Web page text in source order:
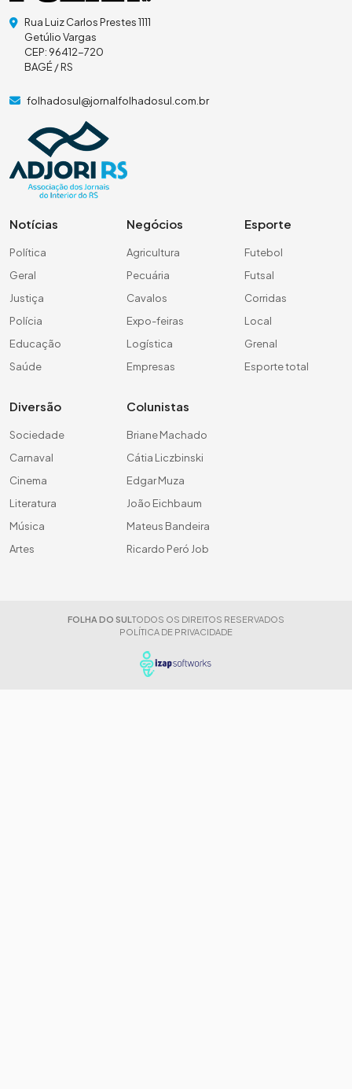
Rua Luiz Carlos Prestes 1111
Getúlio Vargas
CEP: 96412-720
BAGÉ / RS
folhadosul@jornalfolhadosul.com.br
Notícias
Política
Geral
Justiça
Polícia
Educação
Saúde
Negócios
Agricultura
Pecuária
Cavalos
Expo-feiras
Logística
Empresas
Esporte
Futebol
Futsal
Corridas
Local
Grenal
Esporte total
Diversão
Sociedade
Carnaval
Cinema
Literatura
Música
Artes
Colunistas
Briane Machado
Cátia Liczbinski
Edgar Muza
João Eichbaum
Mateus Bandeira
Ricardo Peró Job
FOLHA DO SUL TODOS OS DIREITOS RESERVADOS
POLÍTICA DE PRIVACIDADE